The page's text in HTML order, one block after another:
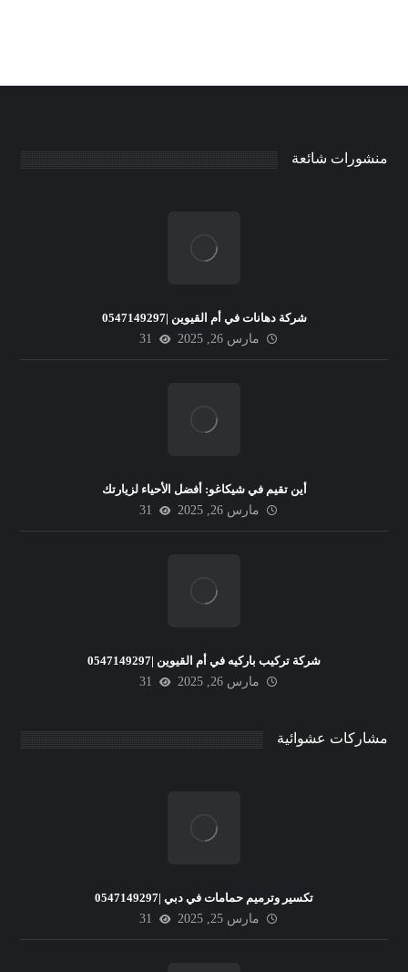
منشورات شائعة
شركة دهانات في أم القيوين |0547149297
مارس 26, 2025
31
أين تقيم في شيكاغو: أفضل الأحياء لزيارتك
مارس 26, 2025
31
شركة تركيب باركيه في أم القيوين |0547149297
مارس 26, 2025
31
مشاركات عشوائية
تكسير وترميم حمامات في دبي |0547149297
مارس 25, 2025
31